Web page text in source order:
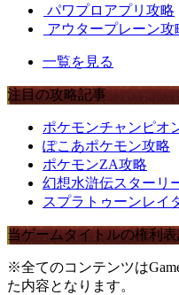
パワプロアプリ攻略
アウタープレーン攻
一覧を見る
注目の攻略記事
ポケモンチャンピオ
ぽこあポケモン攻略
ポケモンZA攻略
幻想水滸伝スターリ
スプラトゥーンレイ
当ゲームタイトルの権利
※全てのコンテンツは
た内容となります。